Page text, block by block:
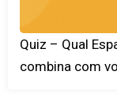
Quiz – Qual
combina com